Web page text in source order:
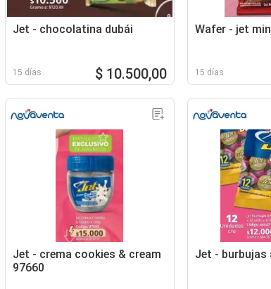
Jet - chocolatina dubái
15 días $ 10.500,00
Wafer - jet
15 días
Jet - crema cookies & cream
97660
Jet - burbujas